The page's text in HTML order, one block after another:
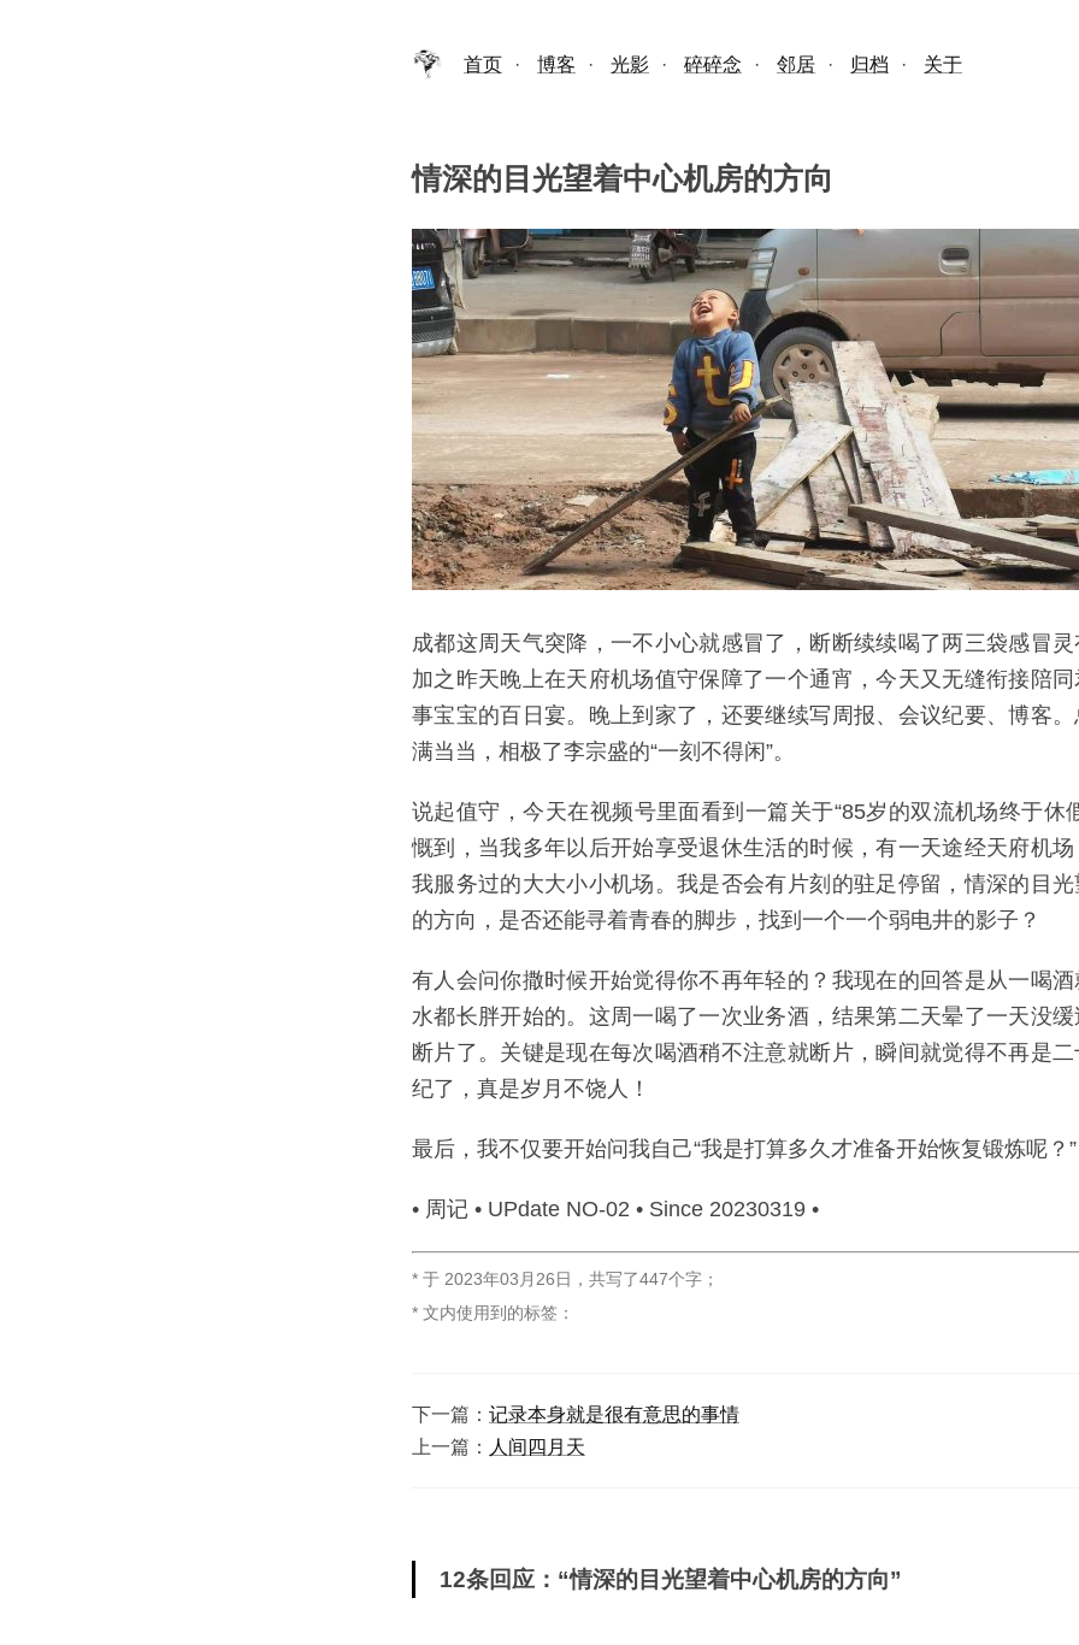
首页 · 博客 · 光影 · 碎碎念 · 邻居 · 归档 · 关于
情深的目光望着中心机房的方向
成都这周天气突降，一不小心就感冒了，断断续续喝了两三袋感冒灵
加之昨天晚上在天府机场值守保障了一个通宵，今天又无缝衔接陪同
事宝宝的百日宴。晚上到家了，还要继续写周报、会议纪要、博客
满当当，相极了李宗盛的“一刻不得闲”。
说起值守，今天在视频号里面看到一篇关于“85岁的双流机场终于休
慨到，当我多年以后开始享受退休生活的时候，有一天途经天府机
我服务过的大大小小机场。我是否会有片刻的驻足停留，情深的目
的方向，是否还能寻着青春的脚步，找到一个一个弱电井的影子？
有人会问你撒时候开始觉得你不再年轻的？我现在的回答是从一喝
水都长胖开始的。这周一喝了一次业务酒，结果第二天晕了一天没
断片了。关键是现在每次喝酒稍不注意就断片，瞬间就觉得不再是
纪了，真是岁月不饶人！
最后，我不仅要开始问我自己“我是打算多久才准备开始恢复锻炼呢？”
• 周记 • UPdate NO-02 • Since 20230319 •
* 于 2023年03月26日 ， 共写了447个字 ；
* 文内使用到的标签：
下一篇： 记录本身就是很有意思的事情
上一篇： 人间四月天
12条回应：“情深的目光望着中心机房的方向”